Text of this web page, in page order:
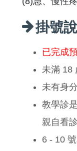
掛號
已完成
未滿 18
未有身
教學診
親自看診
6 - 10